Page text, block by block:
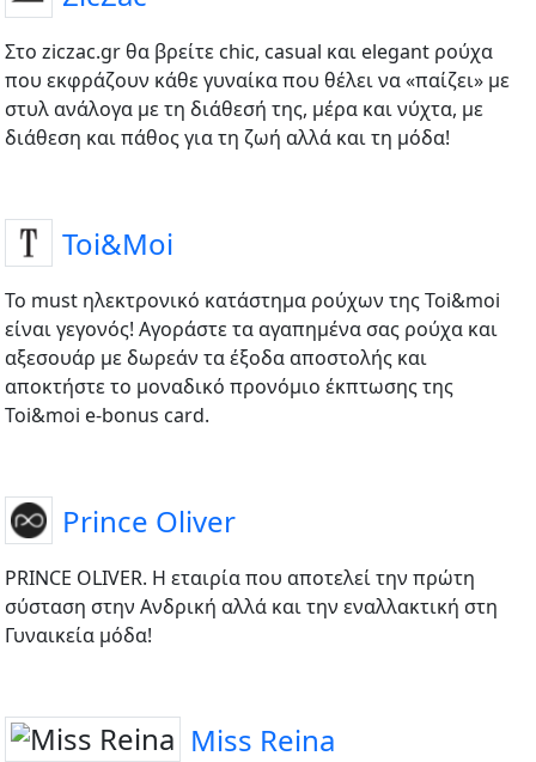
Στο ziczac.gr θα βρείτε chic, casual και elegant ρούχα
που εκφράζουν κάθε γυναίκα που θέλει να «παίζει» με
στυλ ανάλογα με τη διάθεσή της, μέρα και νύχτα, με
διάθεση και πάθος για τη ζωή αλλά και τη μόδα!
Toi&Moi
Το must ηλεκτρονικό κατάστημα ρούχων της Toi&moi
είναι γεγονός! Αγοράστε τα αγαπημένα σας ρούχα και
αξεσουάρ με δωρεάν τα έξοδα αποστολής και
αποκτήστε το μοναδικό προνόμιο έκπτωσης της
Toi&moi e-bonus card.
Prince Oliver
PRINCE OLIVER. Η εταιρία που αποτελεί την πρώτη
σύσταση στην Ανδρική αλλά και την εναλλακτική στη
Γυναικεία μόδα!
Miss Reina